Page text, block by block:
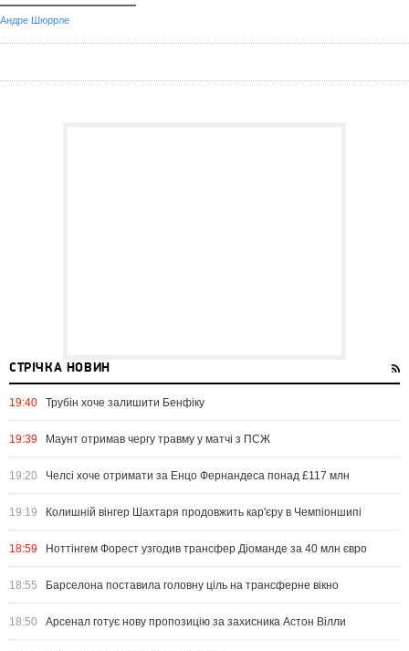
Андре Шюррле
СТРІЧКА НОВИН
19:40 Трубін хоче залишити Бенфіку
19:39 Маунт отримав чергу травму у матчі з ПСЖ
19:20 Челсі хоче отримати за Енцо Фернандеса понад £117 млн
19:19 Колишній вінгер Шахтаря продовжить кар'єру в Чемпіоншипі
18:59 Ноттінгем Форест узгодив трансфер Діоманде за 40 млн євро
18:55 Барселона поставила головну ціль на трансферне вікно
18:50 Арсенал готує нову пропозицію за захисника Астон Вілли